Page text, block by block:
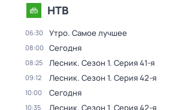
НТВ
06:30 Утро. Самое лучшее
08:00 Сегодня
08:25 Лесник. Сезон 1. Серия 41-я
09:12 Лесник. Сезон 1. Серия 42-я
10:00 Сегодня
10:35 Лесник. Сезон 1. Серия 42-я